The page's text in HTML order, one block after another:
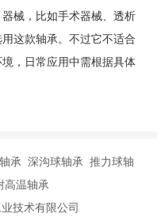
械，比如手术器械、透析
这款轴承。不过它不适合
，日常应用中需根据具体
承 深沟球轴承 推力球轴
温轴承
技术有限公司